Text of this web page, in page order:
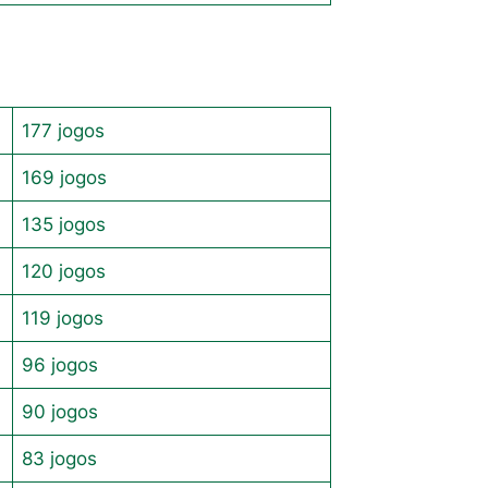
177 jogos
169 jogos
135 jogos
120 jogos
119 jogos
96 jogos
90 jogos
83 jogos